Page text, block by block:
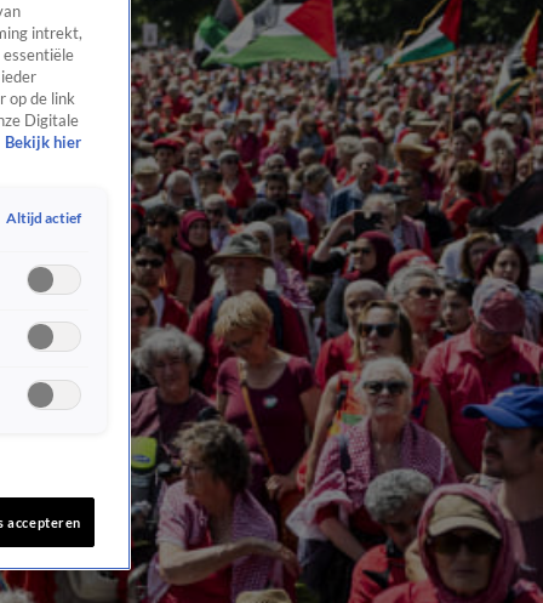
intrekt,
op de link
Digitale
Bekijk hier
Altijd actief
accepteren